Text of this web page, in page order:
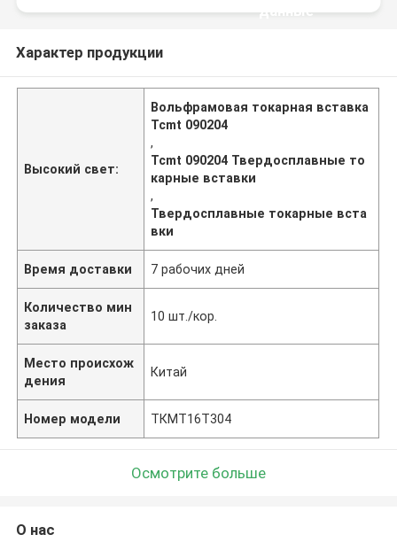
данные
Характер продукции
Высокий свет:
Вольфрамовая токарная вставка
Tcmt 090204
,
Tcmt 090204 Твердосплавные то
карные вставки
,
Твердосплавные токарные вста
вки
Время доставки 7 рабочих дней
Количество мин
заказа
10 шт./кор.
Место происхож
дения
Китай
Номер модели ТКМТ16Т304
Осмотрите больше
О нас